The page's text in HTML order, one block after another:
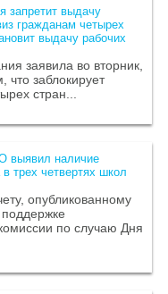
запретит выдачу
гражданам четырех
выдачу рабочих
заявила во вторник,
что заблокирует
стран...
наличие
трех четвертях школ
опубликованному
по случаю Дня